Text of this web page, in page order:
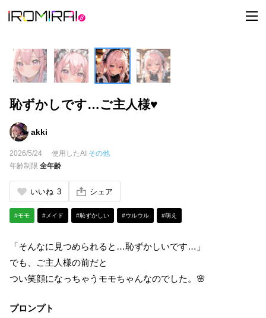
t
o
恥ずかしです…ご主人様♥
akki
2026/5/24 使用したAI その他
年齢制限 全年齢
いいね 3 シェア
#モモ #メイド #恥ずかしい #ウルウル #萌え
「そんなに見つめられると…恥ずかしいです…」
でも、ご主人様の前だと
つい笑顔になっちゃうモモちゃんなのでした。🌸
プロンプト